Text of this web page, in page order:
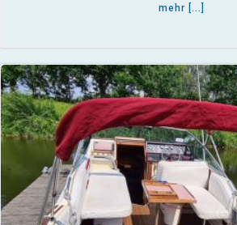
mehr [...]